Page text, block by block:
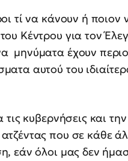
τί να κάνουν ή
Κέντρου για τον
μηνύματα έχουν
αυτού του
κυβερνήσεις και
που σε κάθε
εάν όλοι μας δεν